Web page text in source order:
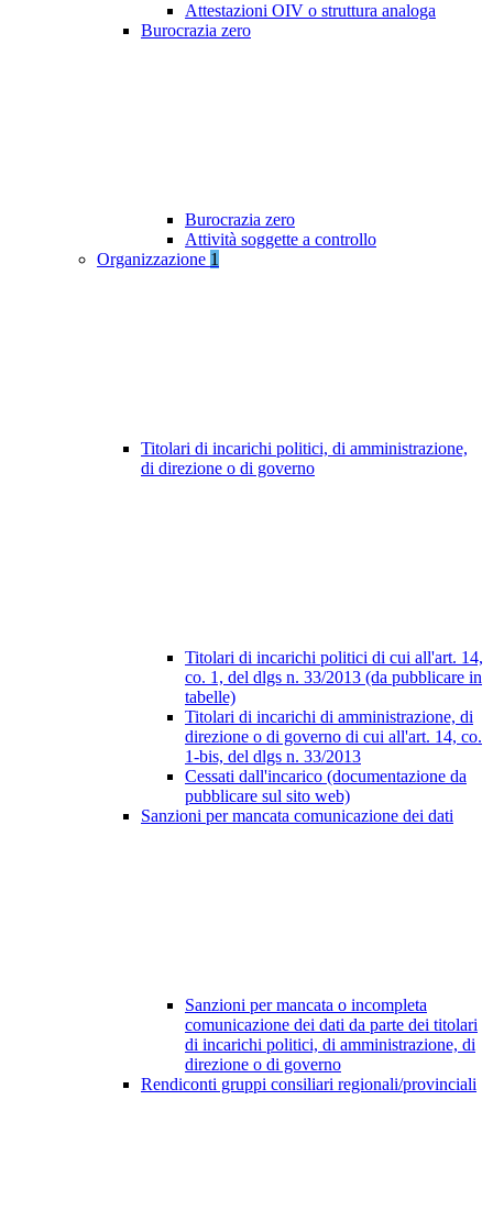
Attestazioni OIV o struttura analoga
Burocrazia zero
Burocrazia zero
Attività soggette a controllo
Organizzazione 1
Titolari di incarichi politici, di amministrazione,
di direzione o di governo
Titolari di incarichi politici di cui all'art. 14,
co. 1, del dlgs n. 33/2013 (da pubblicare in
tabelle)
Titolari di incarichi di amministrazione, di
direzione o di governo di cui all'art. 14, co.
1-bis, del dlgs n. 33/2013
Cessati dall'incarico (documentazione da
pubblicare sul sito web)
Sanzioni per mancata comunicazione dei dati
Sanzioni per mancata o incompleta
comunicazione dei dati da parte dei titolari
di incarichi politici, di amministrazione, di
direzione o di governo
Rendiconti gruppi consiliari regionali/provinciali